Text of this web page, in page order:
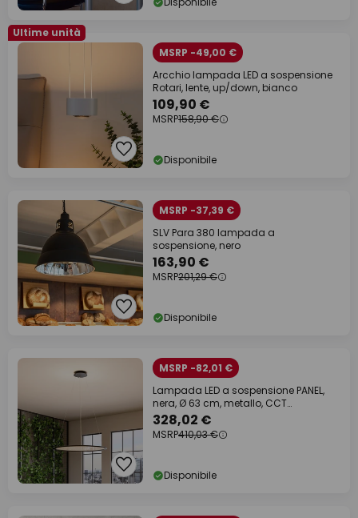
Ultime unità
MSRP -49,00 €
Arcchio lampada LED a sospensione
Rotari, lente, up/down, bianco
109,90 €
MSRP158,90 €
Disponibile
MSRP -37,39 €
SLV Para 380 lampada a
sospensione, nero
163,90 €
MSRP201,29 €
Disponibile
MSRP -82,01 €
Lampada LED a sospensione PANEL,
nera, Ø 63 cm, metallo, CCT
dimmerabile 50 W
328,02 €
MSRP410,03 €
Disponibile